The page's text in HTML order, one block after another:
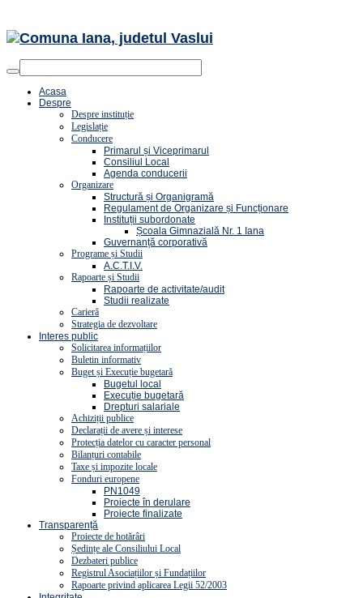
Acasa
Despre
Despre instituție
Legislație
Conducere
Primarul și Viceprimarul
Consiliul Local
Agenda conducerii
Organizare
Structură și Organigramă
Regulament de Organizare și Funcționare
Instituții subordonate
Școala Gimnazială Nr. 1 Iana
Guvernanță corporativă
Programe și Studii
A.C.T.I.V.
Rapoarte și Studii
Rapoarte de activitate/audit
Studii realizate
Carieră
Strategia de dezvoltare
Interes public
Solicitarea informațiilor
Buletin informativ
Buget și Execuție bugetară
Bugetul local
Execuție bugetară
Drepturi salariale
Achiziții publice
Declarații de avere și interese
Protecția datelor cu caracter personal
Bilanțuri contabile
Taxe și impozite locale
Fonduri europene
PN1049
Proiecte în derulare
Proiecte finalizate
Transparență
Proiecte de hotărâri
Ședințe ale Consiliului Local
Dezbateri publice
Registrul Asociațiilor și Fundațiilor
Rapoarte privind aplicarea Legii 52/2003